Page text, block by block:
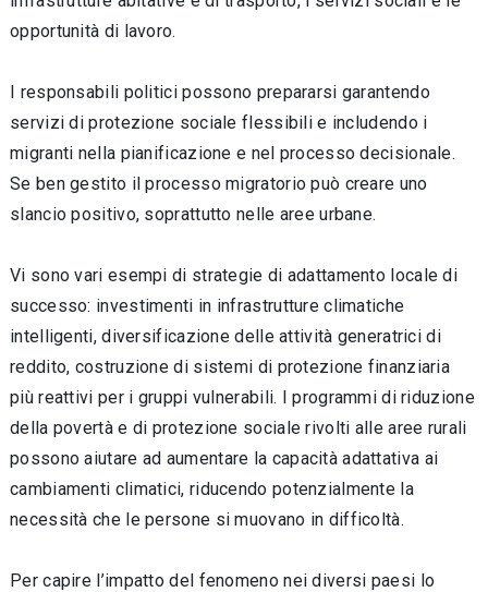
opportunità di lavoro.
I responsabili politici possono prepararsi garantendo
servizi di protezione sociale flessibili e includendo i
migranti nella pianificazione e nel processo decisionale.
Se ben gestito il processo migratorio può creare uno
slancio positivo, soprattutto nelle aree urbane.
Vi sono vari esempi di strategie di adattamento locale di
successo: investimenti in infrastrutture climatiche
intelligenti, diversificazione delle attività generatrici di
reddito, costruzione di sistemi di protezione finanziaria
più reattivi per i gruppi vulnerabili. I programmi di riduzione
della povertà e di protezione sociale rivolti alle aree rurali
possono aiutare ad aumentare la capacità adattativa ai
cambiamenti climatici, riducendo potenzialmente la
necessità che le persone si muovano in difficoltà.
Per capire l’impatto del fenomeno nei diversi paesi lo